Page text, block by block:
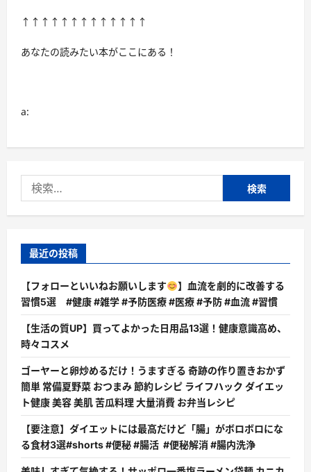
↑↑↑↑↑↑↑↑↑↑↑↑↑
あなたの読みたい本がここにある！
a:
索:
最近の投稿
【フォローといいねお願いします
】血流を劇的に改善する
習慣5選 #健康 #雑学 #予防医療 #医療 #予防 #血流 #習慣
【生活の質UP】買ってよかった日用品13選！健康意識高め、
時々コスメ
ゴーヤーと卵炒めるだけ！うますぎる 奇跡の作り置きおかず
簡単 常備夏野菜 おつまみ 節約レシピ ライフハック ダイエッ
ト健康 美容 美肌 苦瓜料理 大量消費 お弁当レシピ
【要注意】ダイエットには最高だけど「腸」がボロボロにな
る食材3選#shorts #便秘 #腸活 #便秘解消 #腸内洗浄